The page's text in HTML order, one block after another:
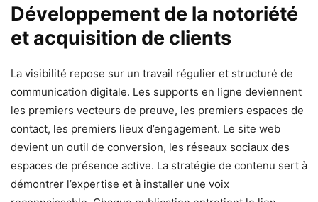
Développement de la notoriété
et acquisition de clients
La visibilité repose sur un travail régulier et structuré de
communication digitale. Les supports en ligne deviennent
les premiers vecteurs de preuve, les premiers espaces de
contact, les premiers lieux d’engagement. Le site web
devient un outil de conversion, les réseaux sociaux des
espaces de présence active. La stratégie de contenu sert à
démontrer l’expertise et à installer une voix